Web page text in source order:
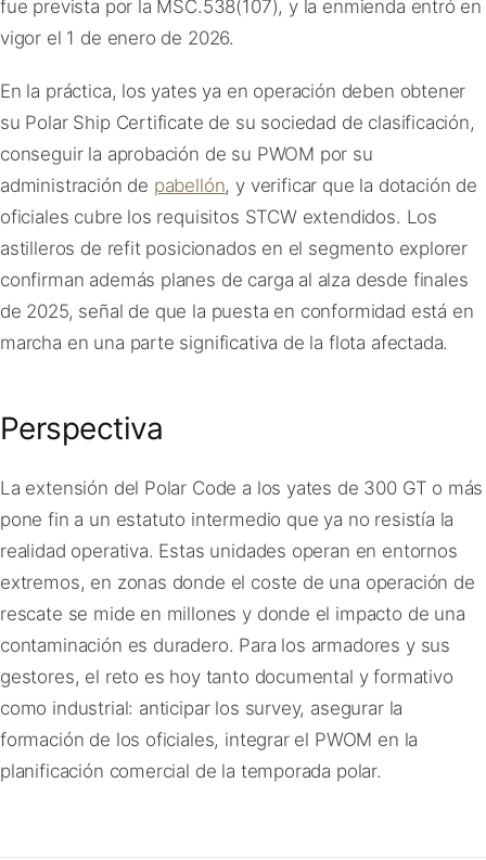
fue prevista por la MSC.538(107), y la enmienda entró en
vigor el 1 de enero de 2026.
En la práctica, los yates ya en operación deben obtener
su Polar Ship Certificate de su sociedad de clasificación,
conseguir la aprobación de su PWOM por su
administración de pabellón, y verificar que la dotación de
oficiales cubre los requisitos STCW extendidos. Los
astilleros de refit posicionados en el segmento explorer
confirman además planes de carga al alza desde finales
de 2025, señal de que la puesta en conformidad está en
marcha en una parte significativa de la flota afectada.
Perspectiva
La extensión del Polar Code a los yates de 300 GT o más
pone fin a un estatuto intermedio que ya no resistía la
realidad operativa. Estas unidades operan en entornos
extremos, en zonas donde el coste de una operación de
rescate se mide en millones y donde el impacto de una
contaminación es duradero. Para los armadores y sus
gestores, el reto es hoy tanto documental y formativo
como industrial: anticipar los survey, asegurar la
formación de los oficiales, integrar el PWOM en la
planificación comercial de la temporada polar.